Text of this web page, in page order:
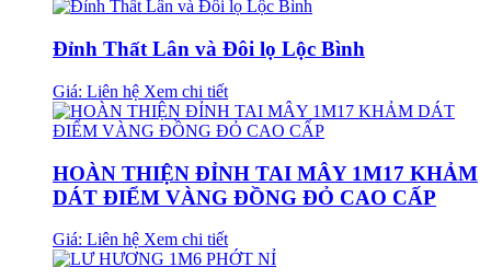
Đỉnh Thất Lân và Đôi lọ Lộc Bình
Giá: Liên hệ Xem chi tiết
HOÀN THIỆN ĐỈNH TAI MÂY 1M17 KHẢM
DÁT ĐIỂM VÀNG ĐỒNG ĐỎ CAO CẤP
Giá: Liên hệ Xem chi tiết